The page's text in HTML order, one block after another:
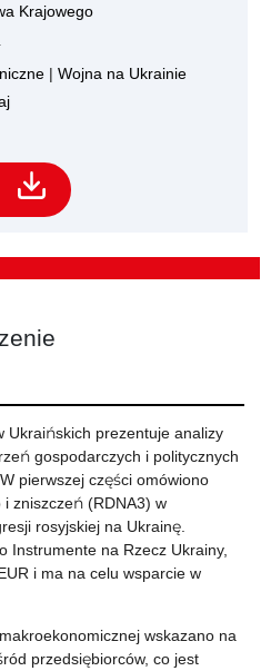
Krajowego
| Wojna na Ukrainie
Ukraińskich prezentuje analizy
gospodarczych i politycznych
pierwszej części omówiono
zniszczeń (RDNA3) w
rosyjskiej na Ukrainę.
Instrumente na Rzecz Ukrainy,
i ma na celu wsparcie w
wskazano na
przedsiębiorców, co jest